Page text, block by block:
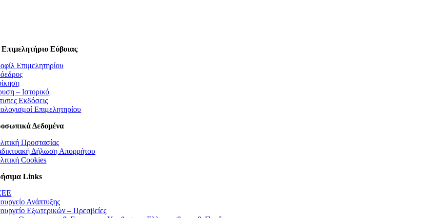
Εύβοιας
Επιμελητηρίου
– Ιστορικό
Εκδόσεις
Επιμελητηρίου
Δεδομένα
Προστασίας
Δήλωση Απορρήτου
Cookies
Links
Ανάπτυξης
Εξωτερικών – Πρεσβείες